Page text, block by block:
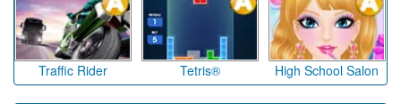
Traffic Rider Tetris® High School Salon